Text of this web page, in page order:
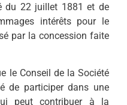
du 22 juillet 1881 et de
intérêts pour le
par la concession faite
le Conseil de la Société
de participer dans une
peut contribuer à la